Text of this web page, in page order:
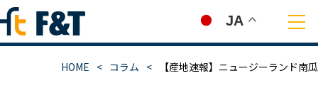
JA
HOME コラム 【産地速報】ニュージーランド南瓜